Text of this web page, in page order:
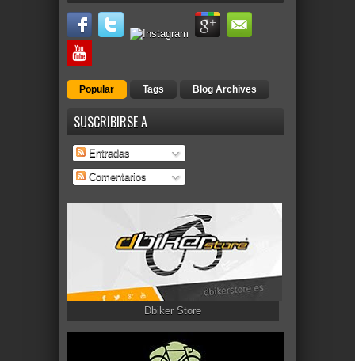
Popular Tags Blog Archives
SUSCRIBIRSE A
Entradas
Comentarios
Dbiker Store